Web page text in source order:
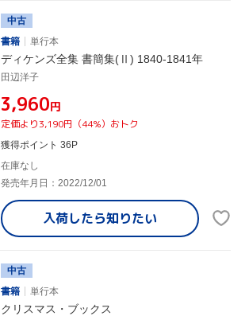
中古
書籍
単行本
ディケンズ全集 書簡集(Ⅱ) 1840-1841年
田辺洋子
¥3,960円
定価より3,190円（44%）おトク
獲得ポイント 36P
在庫なし
発売年月日：2022/12/01
入荷したら知りたい
中古
書籍
単行本
クリスマス・ブックス